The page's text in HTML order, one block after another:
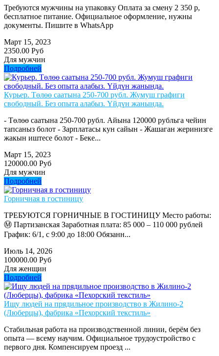
Требуются мужчины на упаковку Оплата за смену 2 350 р,
бесплатное питание. Официальное оформление, нужны
документы. Пишите в WhatsApp
Март 15, 2023
2350.00 Руб
Для мужчин
Подробней
Курьер. Төлөө саатына 250-700 рубл. Жумуш графиги
свободный. Без опыта алабыз. Үйдүн жанында.
- Төлөө саатына 250-700 рубл. Айына 120000 рубльга чейин
тапсаныз болот - Зарплатасы кун сайын - Жашаган жеринизге
жакын иштесе болот - Беке...
Март 15, 2023
120000.00 Руб
Для мужчин
Подробней
Горничная в гостиницу
ТРЕБУЮТСЯ ГОРНИЧНЫЕ В ГОСТИНИЦУ Место работы:
Ⓜ️ Партизанская Заработная плата: 85 000 – 110 000 рублей
График: 6/1, с 9:00 до 18:00 Обязанн...
Июль 14, 2026
100000.00 Руб
Для женщин
Подробней
Ищу людей на прядильное производство в Жилино-2
(Люберцы), фабрика «Пехорский текстиль»
Стабильная работа на производственной линии, берём без
опыта — всему научим. Официальное трудоустройство с
первого дня. Компенсируем проезд ...